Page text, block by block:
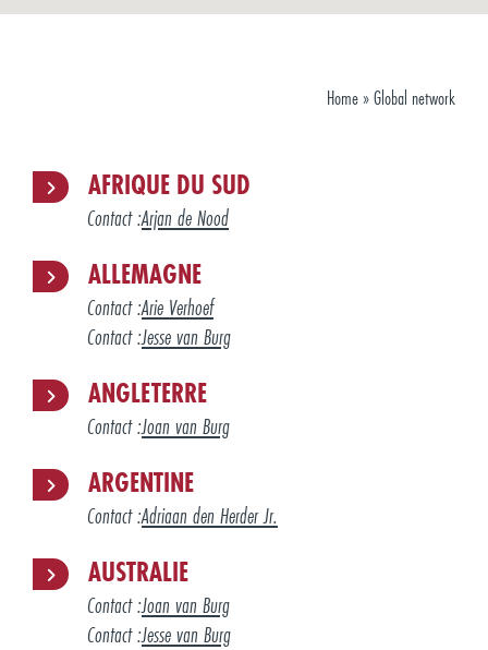
Home»Global network
AFRIQUE DU SUD
Contact :Arjan de Nood
ALLEMAGNE
Contact :Arie Verhoef
Contact :Jesse van Burg
ANGLETERRE
Contact :Joan van Burg
ARGENTINE
Contact :Adriaan den Herder Jr.
AUSTRALIE
Contact :Joan van Burg
Contact :Jesse van Burg